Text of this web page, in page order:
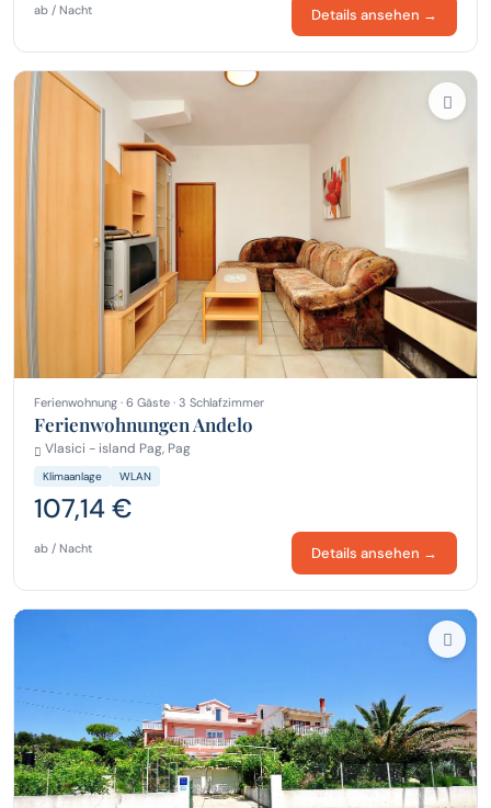
ab / Nacht Details ansehen →
Ferienwohnung · 6 Gäste · 3 Schlafzimmer
Ferienwohnungen Andelo
Vlasici - island Pag, Pag
Klimaanlage WLAN
107,14 €
ab / Nacht Details ansehen →